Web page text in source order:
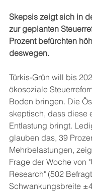
Skepsis zeigt sich in
zur geplanten
Prozent befürchten
deswegen.
Türkis-Grün will bis
ökosoziale
Boden bringen. Die
skeptisch, dass diese
Entlastung bringt.
glauben das, 39
Mehrbelastungen,
Frage der Woche von
Research" (502
Schwankungsbreite